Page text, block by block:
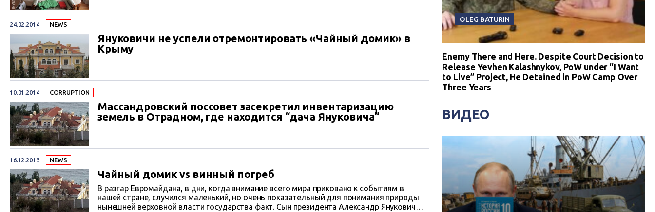
24.02.2014 NEWS
Януковичи не успели отремонтировать «Чайный домик» в
Крыму
10.01.2014 СORRUPTION
Массандровский поссовет засекретил инвентаризацию
земель в Отрадном, где находится “дача Януковича”
16.12.2013 NEWS
Чайный домик vs винный погреб
В разгар Евромайдана, в дни, когда внимание всего мира приковано к событиям в
нашей стране, случился маленький, но очень показательный для понимания природы
нынешней верховной власти государства факт. Сын президента Александр Янукович
OLEG BATURIN
Enemy There and Here. Despite Court Decision to
Release Yevhen Kalashnykov, PoW under “I Want
to Live” Project, He Detained in PoW Camp Over
Three Years
ВИДЕО